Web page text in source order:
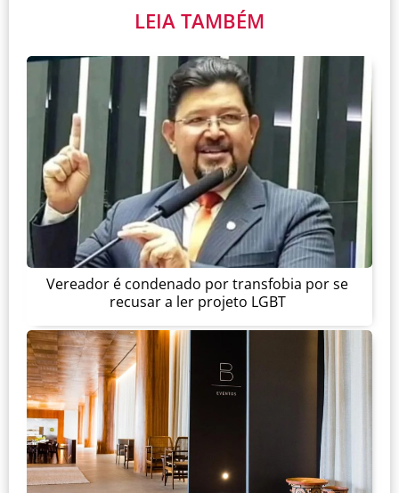
LEIA TAMBÉM
Vereador é condenado por transfobia por se
recusar a ler projeto LGBT